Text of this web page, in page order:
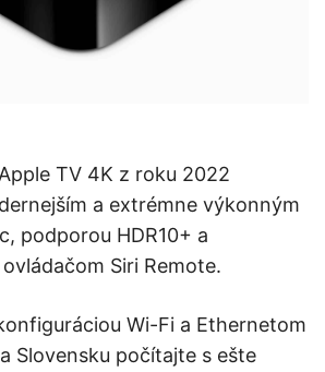
TV 4K z roku 2022
a extrémne výkonným
podporou HDR10+ a
Siri Remote.
Wi-Fi a Ethernetom
Slovensku počítajte s ešte